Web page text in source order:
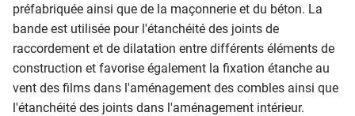
préfabriquée ainsi que de la maçonnerie et du béton. La
bande est utilisée pour l'étanchéité des joints de
raccordement et de dilatation entre différents éléments de
construction et favorise également la fixation étanche au
vent des films dans l'aménagement des combles ainsi que
l'étanchéité des joints dans l'aménagement intérieur.